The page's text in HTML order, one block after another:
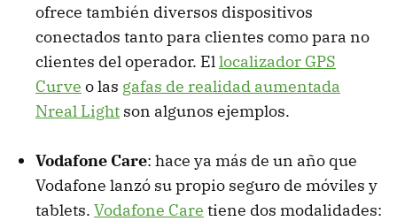
ofrece también diversos dispositivos
conectados tanto para clientes como para no
clientes del operador. Ellocalizador GPS
Curve o las gafas de realidad aumentada
Nreal Light son algunos ejemplos.
Vodafone Care: hace ya más de un año que
Vodafone lanzó su propio seguro de móviles y
tablets. Vodafone Care tiene dos modalidades: